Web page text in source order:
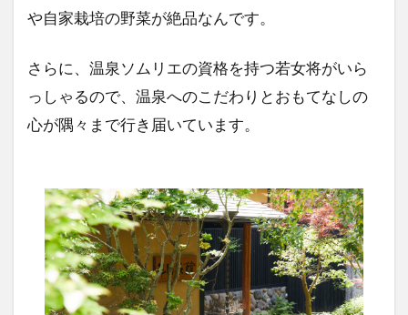
や自家栽培の野菜が絶品なんです。
さらに、温泉ソムリエの資格を持つ若女将がいら
っしゃるので、温泉へのこだわりとおもてなしの
心が隅々まで行き届いています。